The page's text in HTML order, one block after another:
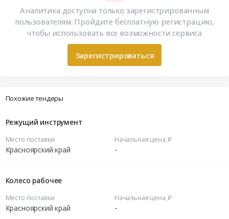
Аналитика доступна только зарегистрированным
пользователям. Пройдите бесплатную регистрацию,
чтобы использовать все возможности сервиса
Зарегистрироваться
Похожие тендеры
Режущий инструмент
Место поставки
Красноярский край
Начальная цена, ₽
-
Колесо рабочее
Место поставки
Красноярский край
Начальная цена, ₽
-